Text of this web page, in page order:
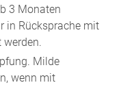
3 Monaten
in Rücksprache mit
werden.
Milde
wenn mit